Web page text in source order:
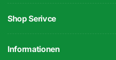
Shop Serivce
Informationen